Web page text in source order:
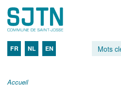
FR NL EN
Accueil